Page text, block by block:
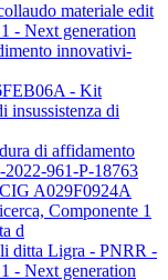
materiale edit
- Next generation
innovativi-
- Kit
insussistenza di
di affidamento
961-P-18763
A029F0924A
Componente 1
d
ditta Ligra - PNRR -
- Next generation